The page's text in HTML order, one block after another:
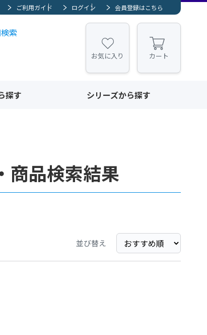
ご利用ガイド ログイン 会員登録はこちら
索
お気に入り カート
探す シリーズから探す
品検索結果
並び替え